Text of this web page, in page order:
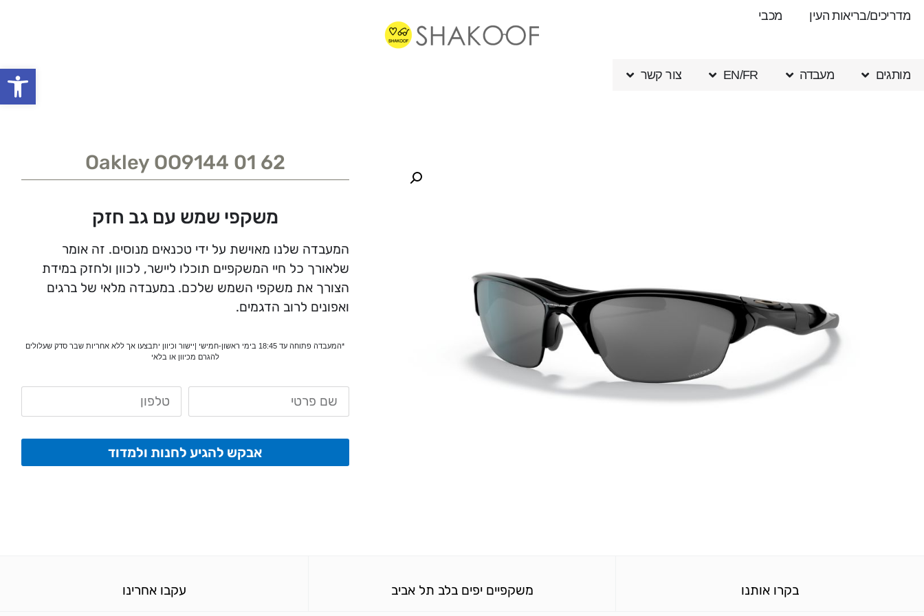
פתח
מדריכים/בריאות העין מכבי
מותגים מעבדה EN/FR צור קשר
Oakley OO9144 01 62
משקפי שמש עם גב חזק
המעבדה שלנו מאוישת על ידי טכנאים מנוסים. זה אומר
שלאורך כל חיי המשקפיים תוכלו ליישר, לכוון ולחזק במידת
הצורך את משקפי השמש שלכם. במעבדה מלאי של ברגים
ואפונים לרוב הדגמים.
*המעבדה פתוחה עד 18:45 בימי ראשון-חמישי |יישור וכיוון יתבצעו אך ללא אחריות שבר סדק שעלולים
להגרם מכיוון או בלאי
אבקש להגיע לחנות ולמדוד
בקרו אותנו משקפיים יפים בלב תל אביב עקבו אחרינו